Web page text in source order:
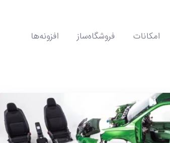
امکانات فروشگاه‌ساز افزونه‌ها